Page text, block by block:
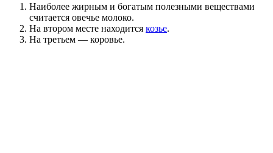
Наиболее жирным и богатым полезными веществами
считается овечье молоко.
На втором месте находится козье.
На третьем — коровье.